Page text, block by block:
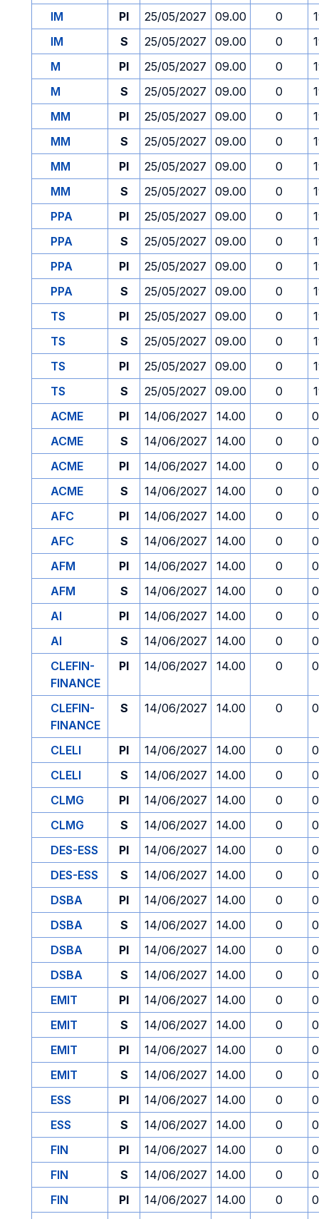
IM PI 25/05/2027 09.00 0
IM
S 25/05/2027 09.00 0
M
PI 25/05/2027 09.00 0
M
S 25/05/2027 09.00 0
MM
PI 25/05/2027 09.00 0
MM
S 25/05/2027 09.00 0
MM
PI 25/05/2027 09.00 0
MM
S 25/05/2027 09.00 0
PPA
PI 25/05/2027 09.00 0
PPA
S 25/05/2027 09.00 0
PPA
PI 25/05/2027 09.00 0
PPA
S 25/05/2027 09.00 0
TS
PI 25/05/2027 09.00 0
TS
S 25/05/2027 09.00 0
TS
PI 25/05/2027 09.00 0
TS
S 25/05/2027 09.00 0
ACME
PI 14/06/2027 14.00 0
ACME
S 14/06/2027 14.00 0
ACME
PI 14/06/2027 14.00 0
ACME
S 14/06/2027 14.00 0
AFC
PI 14/06/2027 14.00 0
AFC
S 14/06/2027 14.00 0
AFM
PI 14/06/2027 14.00 0
AFM
S 14/06/2027 14.00 0
AI
PI 14/06/2027 14.00 0
AI
S 14/06/2027 14.00 0
CLEFIN-
FINANCE
PI 14/06/2027 14.00 0
CLEFIN-
FINANCE
S 14/06/2027 14.00 0
CLELI PI 14/06/2027 14.00 0
CLELI
S 14/06/2027 14.00 0
CLMG
PI 14/06/2027 14.00 0
CLMG
S 14/06/2027 14.00 0
DES-ESS
PI 14/06/2027 14.00 0
DES-ESS
S 14/06/2027 14.00 0
DSBA
PI 14/06/2027 14.00 0
DSBA
S 14/06/2027 14.00 0
DSBA
PI 14/06/2027 14.00 0
DSBA
S 14/06/2027 14.00 0
EMIT
PI 14/06/2027 14.00 0
EMIT
S 14/06/2027 14.00 0
EMIT
PI 14/06/2027 14.00 0
EMIT
S 14/06/2027 14.00 0
ESS
PI 14/06/2027 14.00 0
ESS
S 14/06/2027 14.00 0
FIN
PI 14/06/2027 14.00 0
FIN
S 14/06/2027 14.00 0
FIN
PI 14/06/2027 14.00 0